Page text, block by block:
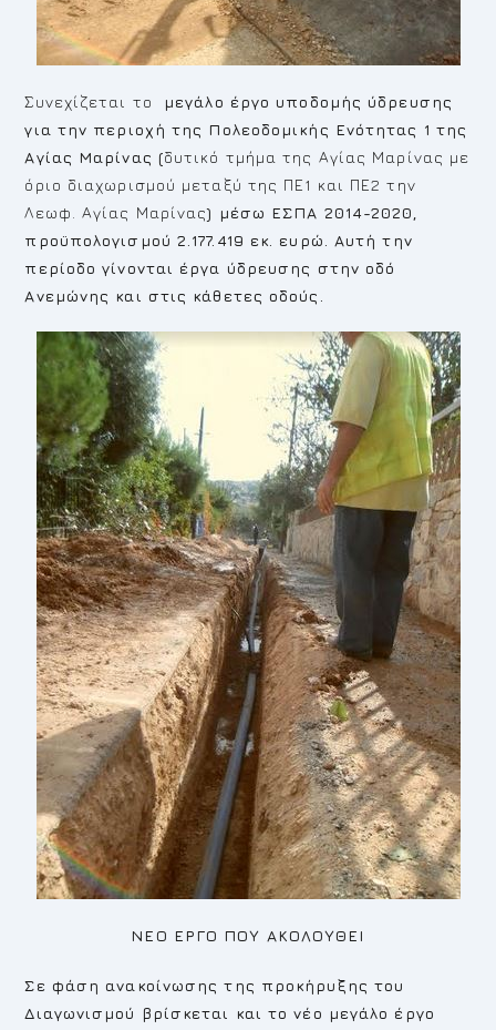
Συνεχίζεται το
μεγάλο έργο υποδομής ύδρευσης
για την περιοχή της Πολεοδομικής Ενότητας 1 της
Αγίας Μαρίνας (δυτικό τμήμα της Αγίας Μαρίνας με
όριο διαχωρισμού μεταξύ της ΠΕ1 και ΠΕ2 την
Λεωφ. Αγίας Μαρίνας) μέσω ΕΣΠΑ 2014-2020,
προϋπολογισμού 2.177.419 εκ. ευρώ. Αυτή την
περίοδο γίνονται έργα ύδρευσης στην οδό
Ανεμώνης και στις κάθετες οδούς.
NEO ΕΡΓΟ ΠΟΥ ΑΚΟΛΟΥΘΕΙ
Σε φάση ανακοίνωσης της προκήρυξης του
Διαγωνισμού βρίσκεται και το νέο μεγάλο έργο